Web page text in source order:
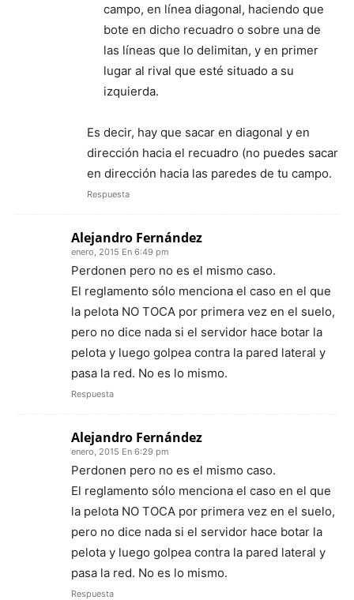
campo, en línea diagonal, haciendo que
bote en dicho recuadro o sobre una de
las líneas que lo delimitan, y en primer
lugar al rival que esté situado a su
izquierda.
Es decir, hay que sacar en diagonal y en
dirección hacia el recuadro (no puedes sacar
en dirección hacia las paredes de tu campo.
Respuesta
Alejandro Fernández
enero, 2015 En 6:49 pm
Perdonen pero no es el mismo caso.
El reglamento sólo menciona el caso en el que
la pelota NO TOCA por primera vez en el suelo,
pero no dice nada si el servidor hace botar la
pelota y luego golpea contra la pared lateral y
pasa la red. No es lo mismo.
Respuesta
Alejandro Fernández
enero, 2015 En 6:29 pm
Perdonen pero no es el mismo caso.
El reglamento sólo menciona el caso en el que
la pelota NO TOCA por primera vez en el suelo,
pero no dice nada si el servidor hace botar la
pelota y luego golpea contra la pared lateral y
pasa la red. No es lo mismo.
Respuesta